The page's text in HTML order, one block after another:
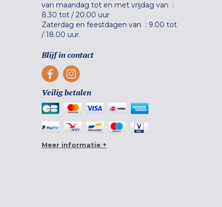
van maandag tot en met vrijdag van :
8.30 tot / 20.00 uur
Zaterdag en feestdagen van : 9.00 tot
/ 18.00 uur.
Blijf in contact
Veilig betalen
Meer informatie +